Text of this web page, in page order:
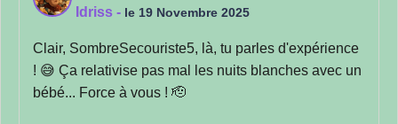
Idriss - le 19 Novembre 2025
Clair, SombreSecouriste5, là, tu parles d'expérience
! 😅 Ça relativise pas mal les nuits blanches avec un
bébé... Force à vous ! 🫡